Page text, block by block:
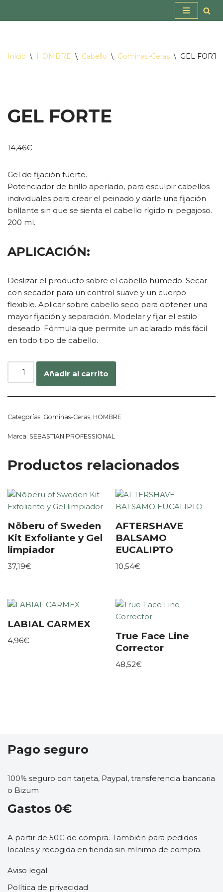
contenido
Inicio \ HOMBRE \ Cabello \ Gominas-Ceras \ GEL FORTE
GEL FORTE
14,46€
Gel de fijación fuerte.
Potenciador de brillo aperlado, para esculpir cabellos
individuales para crear el peinado y darle una fijación
brillante sin que se sienta el cabello rígido ni pegajoso.
200 ml.
APLICACIÓN:
Deslizar el producto sobre el cabello húmedo. Secar
con secador para un control suave y un cuerpo
flexible. Aplicar sobre cabello seco para obtener una
mayor fijación y separación. Modelar y fijar el estilo
deseado. Fórmula que permite un aclarado más fácil
en todo tipo de cabello.
Añadir al carrito
Categorías: Gominas-Ceras, HOMBRE
Marca: SEBASTIAN PROFESSIONAL
Productos relacionados
Nõberu of Sweden
Kit Exfoliante y Gel
limpiador
37,19€
AFTERSHAVE
BALSAMO
EUCALIPTO
10,54€
LABIAL CARMEX
4,96€
True Face Line
Corrector
48,52€
Pago seguro
100% seguro con tarjeta, Paypal, transferencia bancaria
o Bizum
Gastos 0€
A partir de 50€ de compra. También para pedidos
locales y recogida en tienda sin mínimo de compra.
Aviso legal
Política de privacidad